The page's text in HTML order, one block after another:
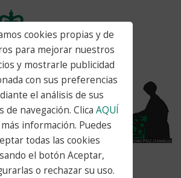
cookies propias y de
para mejorar nuestros
y mostrarle publicidad
con sus preferencias
el análisis de sus
de navegación. ClicaAQUÍ
información. Puedes
todas las cookies
el botón Aceptar,
o rechazar su uso.